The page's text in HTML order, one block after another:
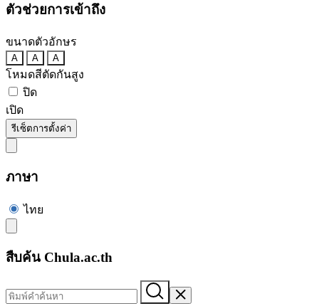
ตัวช่วยการเข้าถึง
ขนาดตัวอักษร
A A A
โหมดสีตัดกันสูง
ปิด
เปิด
รีเซ็ตการตั้งค่า
ภาษา
ไทย
สืบค้น Chula.ac.th